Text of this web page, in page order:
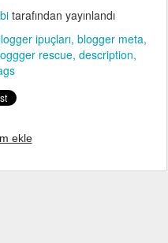
tarafından yayınlandı
ipuçları blogger meta
rescue description
ekle